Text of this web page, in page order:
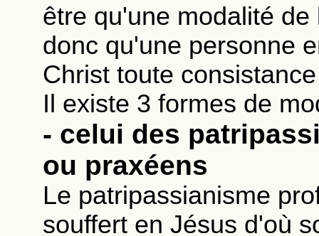
être qu'une modalité
donc qu'une personne
Christ toute
Il existe 3 formes de
- celui des
ou praxéens
Le patripassianisme
souffert en Jésus d'où